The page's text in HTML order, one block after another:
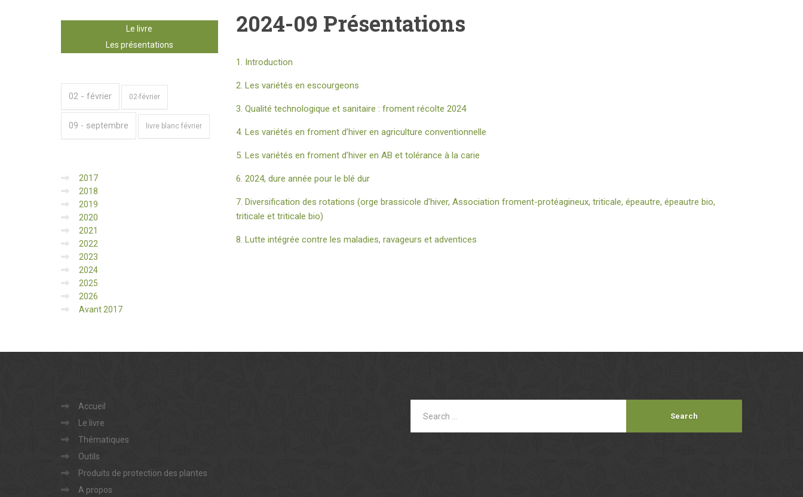
2024-09 Présentations
1. Introduction
2. Les variétés en escourgeons
3. Qualité technologique et sanitaire : froment récolte 2024
4. Les variétés en froment d’hiver en agriculture conventionnelle
5. Les variétés en froment d’hiver en AB et tolérance à la carie
6. 2024, dure année pour le blé dur
7. Diversification des rotations (orge brassicole d’hiver, Association froment-protéagineux, triticale, épeautre, épeautre bio,
triticale et triticale bio)
8. Lutte intégrée contre les maladies, ravageurs et adventices
Le livre
Les présentations
02 - février 02-février
09 - septembre livre blanc février
2017
2018
2019
2020
2021
2022
2023
2024
2025
2026
Avant 2017
Accueil
Le livre
Thématiques
Outils
Produits de protection des plantes
A propos